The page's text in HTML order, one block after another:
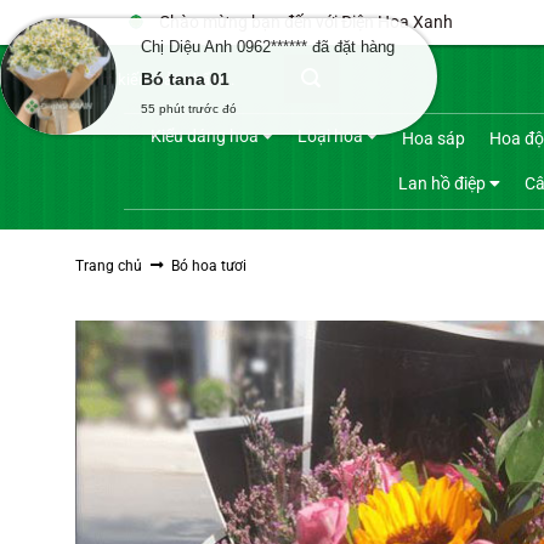
qua
nội
dung
Chào mừng bạn đến với Điện Hoa Xanh
Tìm
kiếm:
Kiểu dáng hoa Loại hoa Hoa sáp Hoa
Lan hồ điệp
Trang chủ Bó hoa tươi
Sale
Chị Diệu Anh 0962****** đã đặt hàng
Bó tana 01
55 phút trước đó